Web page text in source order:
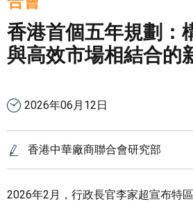
香港首個五年規劃：
與高效市場相結合的
2026年06月12日
香港中華廠商聯合會研究部
2026年2月，行政長官李家超宣布特